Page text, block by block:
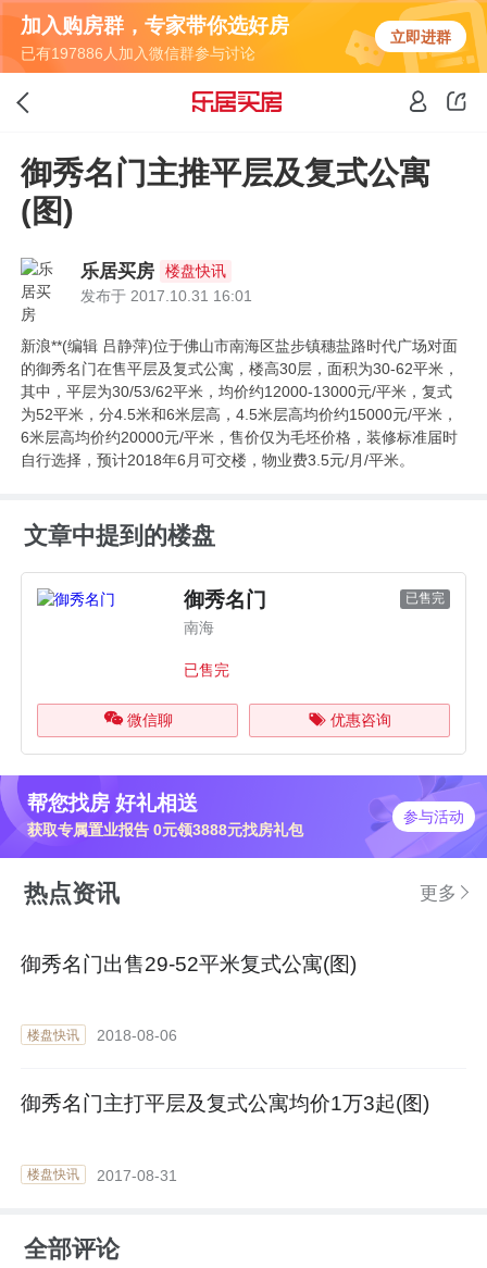
加入购房群，专家带你选好房
已有197886人加入微信群参与讨论
立即进群
御秀名门主推平层及复式公寓
(图)
乐居买房
楼盘快讯
发布于 2017.10.31 16:01
新浪**(编辑 吕静萍)位于佛山市南海区盐步镇穗盐路时代广场对面
的御秀名门在售平层及复式公寓，楼高30层，面积为30-62平米，
其中，平层为30/53/62平米，均价约12000-13000元/平米，复式
为52平米，分4.5米和6米层高，4.5米层高均价约15000元/平米，
6米层高均价约20000元/平米，售价仅为毛坯价格，装修标准届时
自行选择，预计2018年6月可交楼，物业费3.5元/月/平米。
文章中提到的楼盘
御秀名门 已售完
南海
已售完
微信聊 优惠咨询
帮您找房 好礼相送
获取专属置业报告 0元领3888元找房礼包
参与活动
热点资讯 更多
御秀名门出售29-52平米复式公寓(图)
楼盘快讯 2018-08-06
御秀名门主打平层及复式公寓均价1万3起(图)
楼盘快讯 2017-08-31
全部评论